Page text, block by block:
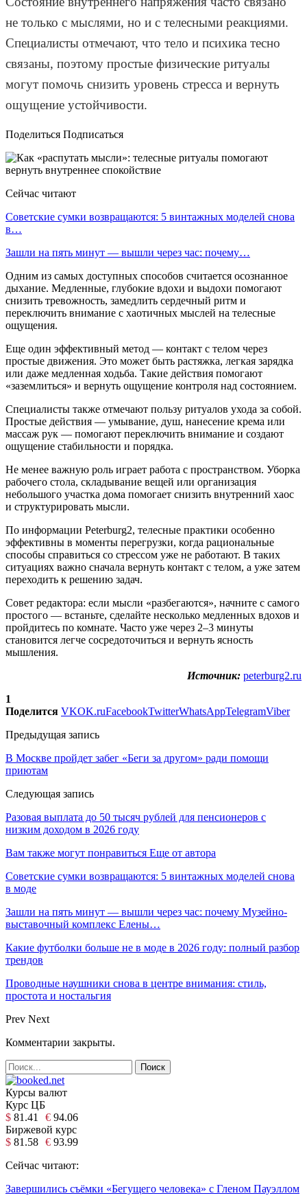
не только с мыслями, но и с телесными реакциями.
Специалисты отмечают, что тело и психика тесно
связаны, поэтому простые физические ритуалы
могут помочь снизить уровень стресса и вернуть
ощущение устойчивости.
Поделиться Подписаться
Сейчас читают
Советские сумки возвращаются: 5 винтажных моделей снова
в…
Зашли на пять минут — вышли через час: почему…
Одним из самых доступных способов считается осознанное
дыхание. Медленные, глубокие вдохи и выдохи помогают
снизить тревожность, замедлить сердечный ритм и
переключить внимание с хаотичных мыслей на телесные
ощущения.
Еще один эффективный метод — контакт с телом через
простые движения. Это может быть растяжка, легкая зарядка
или даже медленная ходьба. Такие действия помогают
«заземлиться» и вернуть ощущение контроля над состоянием.
Специалисты также отмечают пользу ритуалов ухода за собой.
Простые действия — умывание, душ, нанесение крема или
массаж рук — помогают переключить внимание и создают
ощущение стабильности и порядка.
Не менее важную роль играет работа с пространством. Уборка
рабочего стола, складывание вещей или организация
небольшого участка дома помогает снизить внутренний хаос
и структурировать мысли.
По информации Peterburg2, телесные практики особенно
эффективны в моменты перегрузки, когда рациональные
способы справиться со стрессом уже не работают. В таких
ситуациях важно сначала вернуть контакт с телом, а уже затем
переходить к решению задач.
Совет редактора: если мысли «разбегаются», начните с самого
простого — встаньте, сделайте несколько медленных вдохов и
пройдитесь по комнате. Часто уже через 2–3 минуты
становится легче сосредоточиться и вернуть ясность
мышления.
Источник: peterburg2.ru
1
Поделится VKOK.ruFacebookTwitterWhatsAppTelegramViber
Предыдущая запись
В Москве пройдет забег «Беги за другом» ради помощи
приютам
Следующая запись
Разовая выплата до 50 тысяч рублей для пенсионеров с
низким доходом в 2026 году
Вам также могут понравиться Еще от автора
Советские сумки возвращаются: 5 винтажных моделей снова
в моде
Зашли на пять минут — вышли через час: почему Музейно-
выставочный комплекс Елены…
Какие футболки больше не в моде в 2026 году: полный разбор
трендов
Проводные наушники снова в центре внимания: стиль,
простота и ностальгия
Prev Next
Комментарии закрыты.
Курсы валют
Курс ЦБ
$ 81.41 € 94.06
Биржевой курс
$ 81.58 € 93.99
Сейчас читают:
Завершились съёмки «Бегущего человека» с Гленом Пауэллом